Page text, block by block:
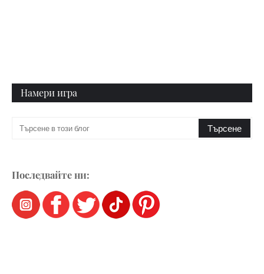
Намери игра
Последвайте ни: